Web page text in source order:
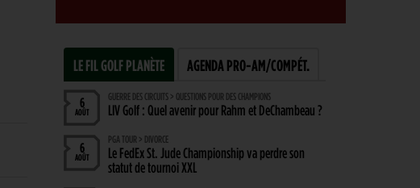
LE FIL GOLF PLANÈTE AGENDA PRO-AM/COMPÉT.
6
AOÛT
GUERRE DES CIRCUITS > QUESTIONS POUR DES CHAMPIONS
LIV Golf : Quel avenir pour Rahm et DeChambeau ?
6
AOÛT
PGA TOUR > DIVORCE
Le FedEx St. Jude Championship va perdre son
statut de tournoi XXL